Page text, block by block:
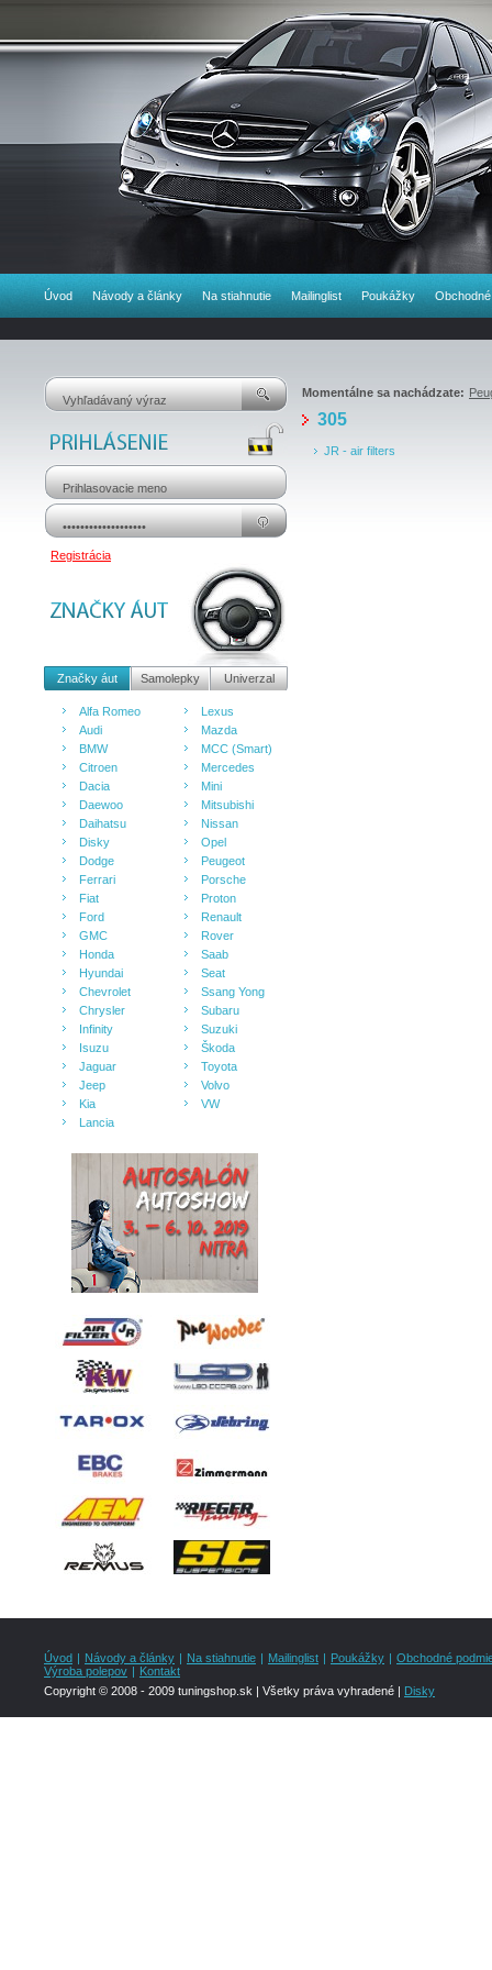
Úvod Návody a články Na stiahnutie Mailinglist Poukážky
Registrácia
Značky áut Samolepky Univerzal
Alfa Romeo
Audi
BMW
Citroen
Dacia
Daewoo
Daihatsu
Disky
Dodge
Ferrari
Fiat
Ford
GMC
Honda
Hyundai
Chevrolet
Chrysler
Infinity
Isuzu
Jaguar
Jeep
Kia
Lancia
Lexus
Mazda
MCC (Smart)
Mercedes
Mini
Mitsubishi
Nissan
Opel
Peugeot
Porsche
Proton
Renault
Rover
Saab
Seat
Ssang Yong
Subaru
Suzuki
Škoda
Toyota
Volvo
VW
Momentálne sa nachádzate:
305
JR - air filters
Úvod | Návody a články | Na stiahnutie | Mailinglist | Poukážky | Obchodné
Výroba polepov | Kontakt
Copyright © 2008 - 2009 tuningshop.sk | Všetky práva vyhradené | Disky